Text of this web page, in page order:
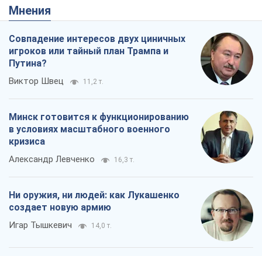
Мнения
Совпадение интересов двух циничных
игроков или тайный план Трампа и
Путина?
Виктор Швец 11,2 т.
Минск готовится к функционированию
в условиях масштабного военного
кризиса
Александр Левченко 16,3 т.
Ни оружия, ни людей: как Лукашенко
создает новую армию
Игар Тышкевич 14,0 т.